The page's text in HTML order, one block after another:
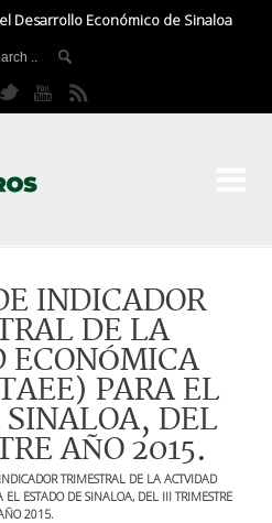
Desarrollo Económico de Sinaloa
INDICADOR
DE LA
ECONÓMICA
PARA EL
SINALOA, DEL
AÑO 2015.
TRIMESTRAL DE LA ACTVIDAD
ESTADO DE SINALOA, DEL III TRIMESTRE
2015.